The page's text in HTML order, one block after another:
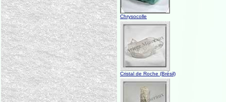
Chrysocolle
Cristal de Roche (Brésil)